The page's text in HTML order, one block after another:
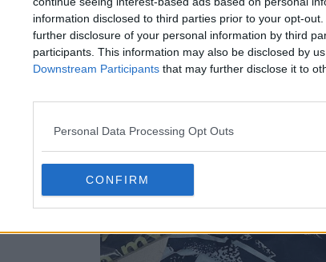
information disclosed to third parties prior to your opt-
further disclosure of your personal information by third
participants. This information may also be disclosed by
Downstream Participants that may further disclose it to
Personal Data Processing Opt Outs
CONFIRM